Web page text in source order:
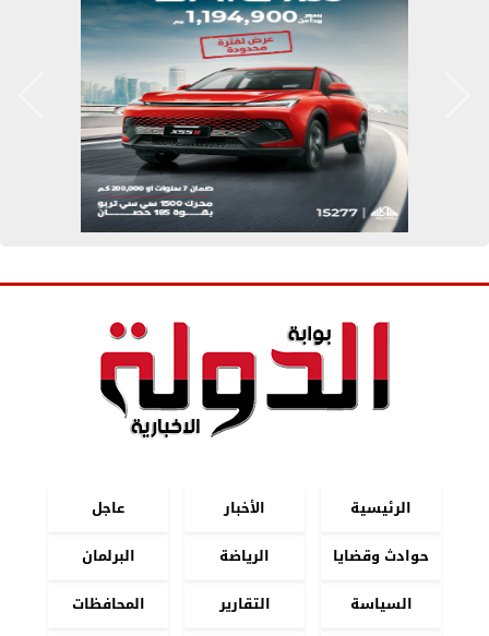
الرئيسية الأخبار
عاجل
حوادث وقضايا
الرياضة
البرلمان
السياسة
التقارير المحافظات